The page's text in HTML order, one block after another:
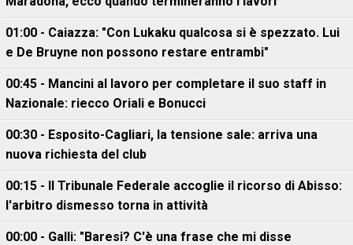
01:00 - Caiazza: "Con Lukaku qualcosa si è spezzato. Lui
e De Bruyne non possono restare entrambi"
00:45 - Mancini al lavoro per completare il suo staff in
Nazionale: riecco Oriali e Bonucci
00:30 - Esposito-Cagliari, la tensione sale: arriva una
nuova richiesta del club
00:15 - Il Tribunale Federale accoglie il ricorso di Abisso:
l'arbitro dismesso torna in attività
00:00 - Galli: "Baresi? C'è una frase che mi disse